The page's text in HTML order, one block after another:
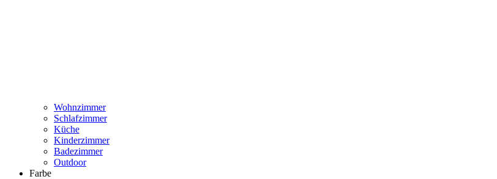
Wohnzimmer
Schlafzimmer
Küche
Kinderzimmer
Badezimmer
Outdoor
Farbe